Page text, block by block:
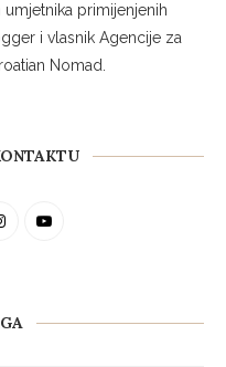
primijenjenih
i vlasnik Agencije za
Nomad.